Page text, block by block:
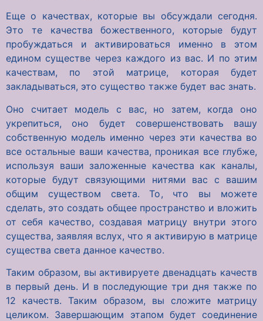
Еще о качествах, которые вы обсуждали сегодня.
Это те качества божественного, которые будут
пробуждаться и активироваться именно в этом
едином существе через каждого из вас. И по этим
качествам, по этой матрице, которая будет
закладываться, это существо также будет вас знать.
Оно считает модель с вас, но затем, когда оно
укрепиться, оно будет совершенствовать вашу
собственную модель именно через эти качества во
все остальные ваши качества, проникая все глубже,
используя ваши заложенные качества как каналы,
которые будут связующими нитями вас с вашим
общим существом света. То, что вы можете
сделать, это создать общее пространство и вложить
от себя качество, создавая матрицу внутри этого
существа, заявляя вслух, что я активирую в матрице
существа света данное качество.
Таким образом, вы активируете двенадцать качеств
в первый день. И в последующие три дня также по
12 качеств. Таким образом, вы сложите матрицу
целиком. Завершающим этапом будет соединение